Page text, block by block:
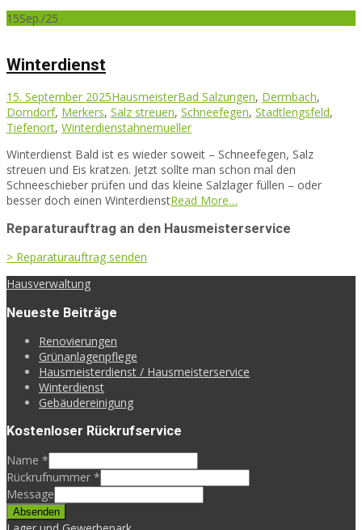
15Sep./25
Winterdienst
15. September 2025HausmeisterBad Salzungen, Dermbach,
Dorndorf, Merkers, Salz streuen, Schneefegen, Stadtlengsfeld,
Tiefenort, Winterdienstahnemueller
Winterdienst Bald ist es wieder soweit – Schneefegen, Salz
streuen und Eis kratzen. Jetzt sollte man schon mal den
Schneeschieber prüfen und das kleine Salzlager füllen – oder
besser doch einen WinterdienstRead More…
Reparaturauftrag an den Hausmeisterservice
> Reparaturauftrag senden
Hausverwaltung
Neueste Beiträge
Reno­vierungen
Grünanlagenpflege
Hausmeisterdienst / Hausmeisterservice
Winterdienst
Gebäudereinigung
Kostenloser Rückrufservice
Name *
Rückrufnummer *
Message
Absenden